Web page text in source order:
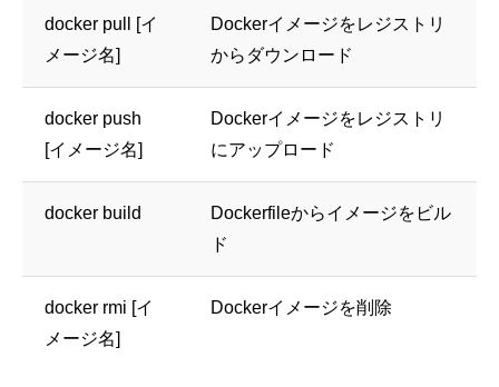
docker pull [イ
メージ名]
Dockerイメージをレジストリ
からダウンロード
docker push
[イメージ名]
Dockerイメージをレジストリ
にアップロード
docker build
Dockerfileからイメージをビル
ド
docker rmi [イ
メージ名]
Dockerイメージを削除